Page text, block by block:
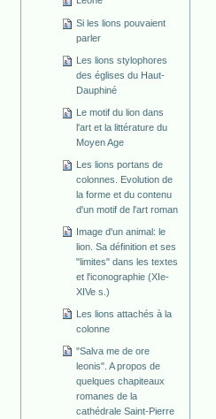
Si les lions pouvaient
parler
Les lions stylophores
des églises du Haut-
Dauphiné
Le motif du lion dans
l'art et la littérature du
Moyen Age
Les lions portans de
colonnes. Evolution de
la forme et du contenu
d'un motif de l'art roman
Image d'un animal: le
lion. Sa définition et ses
"limites" dans les textes
et l'iconographie (XIe-
XIVe s.)
Les lions attachés à la
colonne
"Salva me de ore
leonis". A propos de
quelques chapiteaux
romanes de la
cathédrale Saint-Pierre